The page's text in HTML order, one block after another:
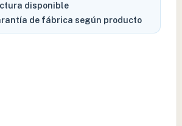
disponible
de fábrica según producto